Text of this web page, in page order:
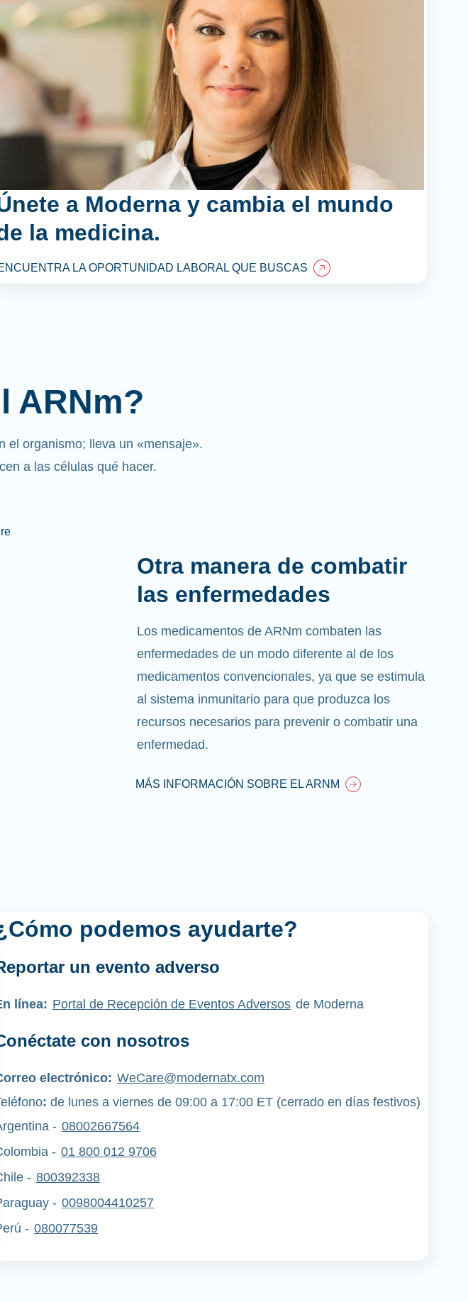
a Moderna y cambia el mundo
la medicina.
LA OPORTUNIDAD LABORAL QUE BUSCAS
ARNm?
el organismo; lleva un «mensaje».
a las células qué hacer.
Otra manera de combatir
las enfermedades
Los medicamentos de ARNm combaten las
enfermedades de un modo diferente al de los
medicamentos convencionales, ya que se estimula
al sistema inmunitario para que produzca los
recursos necesarios para prevenir o combatir una
enfermedad.
MÁS INFORMACIÓN SOBRE EL ARNM
podemos ayudarte?
un evento adverso
línea: Portal de Recepción de Eventos Adversos de Moderna
con nosotros
electrónico: WeCare@modernatx.com
: de lunes a viernes de 09:00 a 17:00 ET (cerrado en días festivos)
- 08002667564
- 01 800 012 9706
- 800392338
- 0098004410257
- 080077539